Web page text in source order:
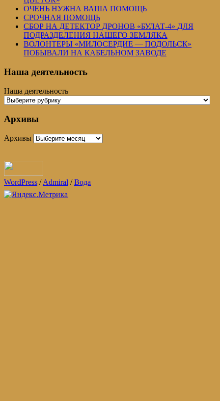
ОЧЕНЬ НУЖНА ВАША ПОМОЩЬ
СРОЧНАЯ ПОМОЩЬ
СБОР НА ДЕТЕКТОР ДРОНОВ «БУЛАТ-4» ДЛЯ
ПОДРАЗДЕЛЕНИЯ НАШЕГО ЗЕМЛЯКА
ВОЛОНТЕРЫ «МИЛОСЕРДИЕ — ПОДОЛЬСК»
ПОБЫВАЛИ НА КАБЕЛЬНОМ ЗАВОДЕ
Наша деятельность
Наша деятельность
Архивы
Архивы
WordPress /Admiral /Вода